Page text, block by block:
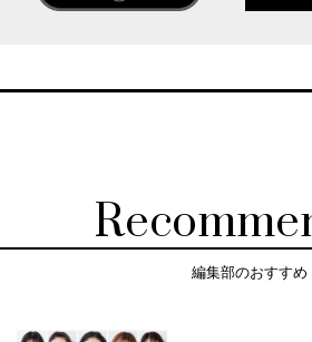
編集部のおすすめ